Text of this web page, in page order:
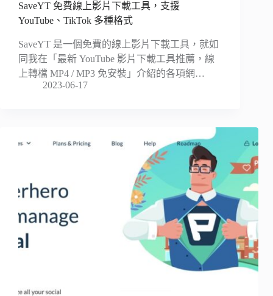
SaveYT 免費線上影片下載工具，支援
YouTube、TikTok 多種格式
SaveYT 是一個免費的線上影片下載工具，就如
同我在「最新 YouTube 影片下載工具推薦，線
上轉檔 MP4 / MP3 免安裝」介紹的各項網…
2023-06-17